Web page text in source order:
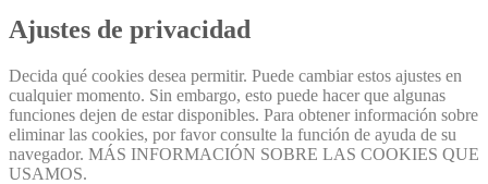
Box
Cookie
Box
Ajustes de privacidad
Decida qué cookies desea permitir. Puede cambiar estos ajustes en
cualquier momento. Sin embargo, esto puede hacer que algunas
funciones dejen de estar disponibles. Para obtener información sobre
eliminar las cookies, por favor consulte la función de ayuda de su
navegador. MÁS INFORMACIÓN SOBRE LAS COOKIES QUE
USAMOS.